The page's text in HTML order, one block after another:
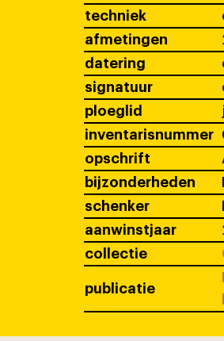
techniek
afmetingen
datering
signatuur
ploeglid
inventarisnummer
opschrift
bijzonderheden
schenker
aanwinstjaar
collectie
publicatie